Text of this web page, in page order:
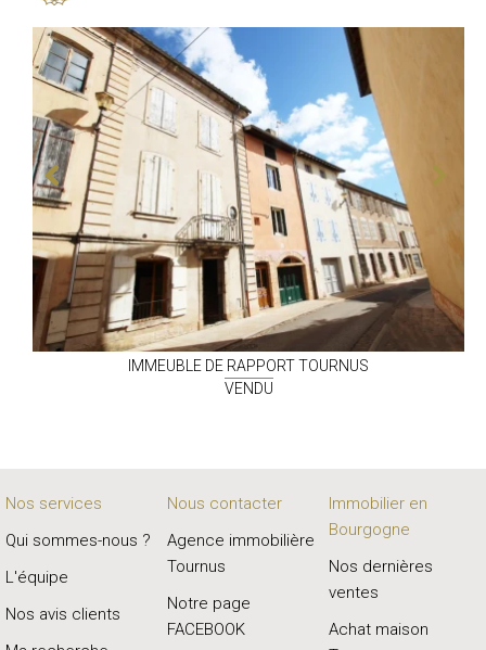
IMMEUBLE DE RAPPORTTOURNUS
VENDU
Nos services
Qui sommes-nous ?
L'équipe
Nos avis clients
Nous contacter
Agence immobilière
Tournus
Notre page
FACEBOOK
Immobilier en
Bourgogne
Nos dernières
ventes
Achat maison